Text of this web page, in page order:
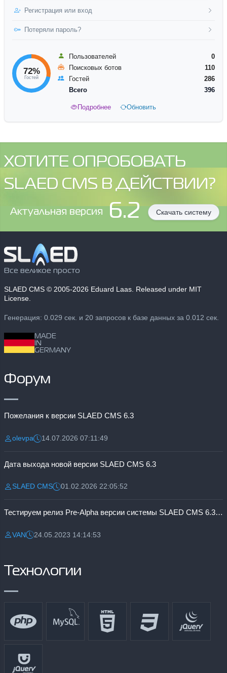
Регистрация или вход
Потеряли пароль?
72%
Гостей
Пользователей
0
Поисковых ботов
110
Гостей
286
Всего
396
Подробнее Обновить
ХОТИТЕ ОПРОБОВАТЬ
SLAED CMS В ДЕЙСТВИИ?
Aктуальная версия 6.2 Скачать систему
Все великое просто
SLAED CMS © 2005-2026 Eduard Laas. Released under MIT
License.
Генерация: 0.029 сек. и 20 запросов к базе данных за 0.012 сек.
MADE
IN
GERMANY
Форум
Пожелания к версии SLAED CMS 6.3
Разместил:
olevpaДата:14.07.2026 07:11:49
Дата выхода новой версии SLAED CMS 6.3
Разместил:
SLAED CMSДата:01.02.2026 22:05:52
Тестируем релиз Pre-Alpha версии системы SLAED CMS 6.3 Pro
Разместил:
VANДата:24.05.2023 14:14:53
Технологии